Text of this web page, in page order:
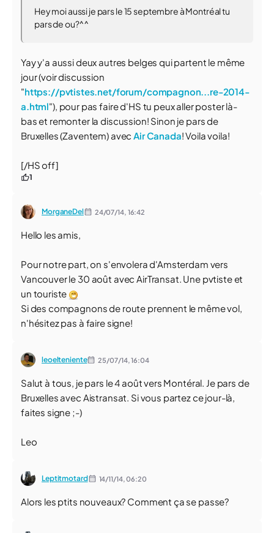
Hey moi aussi je pars le 15 septembre à Montréal tu
pars de ou?^^
Yay y'a aussi deux autres belges qui partent le même
jour (voir discussion
"https://pvtistes.net/forum/compagnon...re-2014-
a.html"), pour pas faire d'HS tu peux aller poster là-
bas et remonter la discussion! Sinon je pars de
Bruxelles (Zaventem) avecAir Canada! Voila voila!
[/HS off]
1
MorganeDel 24/07/14, 16:42
Hello les amis,
Pour notre part, on s'envolera d'Amsterdam vers
Vancouver le 30 août avec AirTransat. Une pvtiste et
un touriste
Si des compagnons de route prennent le même vol,
n'hésitez pas à faire signe!
leoelteniente 25/07/14,16:04
Salut à tous, je pars le 4 août vers Montéral. Je pars de
Bruxelles avec Aistransat. Si vous partez ce jour-là,
faites signe ;-)
Leo
Leptitmotard 14/11/14,06:20
Alors les ptits nouveaux? Comment ça se passe?